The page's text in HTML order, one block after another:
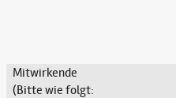
Mitwirkende
(Bitte wie folgt: